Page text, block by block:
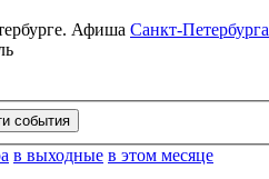
Афиша Санкт-Петербурга
в выходные в этом месяце